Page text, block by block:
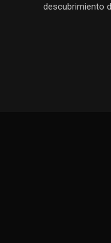
descubrimiento